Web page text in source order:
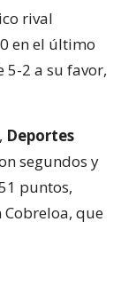
rival
en el último
2 a su favor,
Deportes
segundos y
puntos,
que